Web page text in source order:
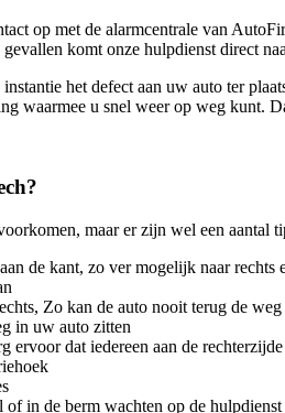
op met de alarmcentrale van
komt onze hulpdienst direct
het defect aan uw auto ter
waarmee u snel weer op weg kunt.
maar er zijn wel een
de kant, zo ver mogelijk naar
Zo kan de auto nooit terug de
in uw auto zitten
ervoor dat iedereen aan de
in de berm wachten op de hulpdienst